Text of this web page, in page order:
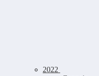
2022